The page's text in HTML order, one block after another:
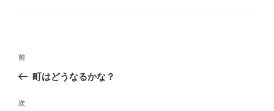
投
ビ
過
去
投
前
町はどうなるかな？
次
次